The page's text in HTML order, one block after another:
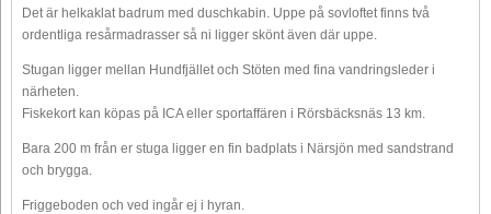
Det är helkaklat badrum med duschkabin. Uppe på sovloftet finns två
ordentliga resårmadrasser så ni ligger skönt även där uppe.
Stugan ligger mellan Hundfjället och Stöten med fina vandringsleder i
närheten.
Fiskekort kan köpas på ICA eller sportaffären i Rörsbäcksnäs 13 km.
Bara 200 m från er stuga ligger en fin badplats i Närsjön med sandstrand
och brygga.
Friggeboden och ved ingår ej i hyran.